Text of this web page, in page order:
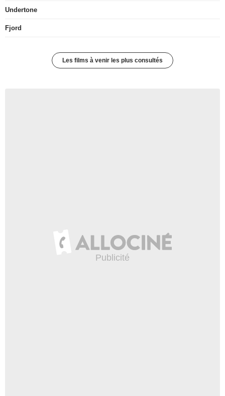
Undertone
Fjord
Les films à venir les plus consultés